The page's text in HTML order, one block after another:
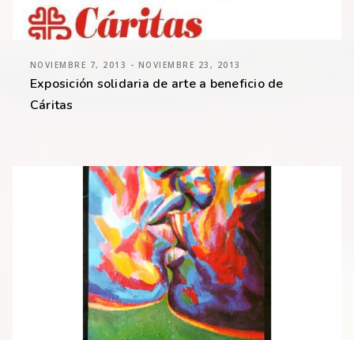
NOVIEMBRE 7, 2013 - NOVIEMBRE 23, 2013
Exposición solidaria de arte a beneficio de
Cáritas